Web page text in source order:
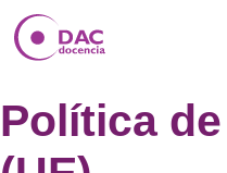
Política